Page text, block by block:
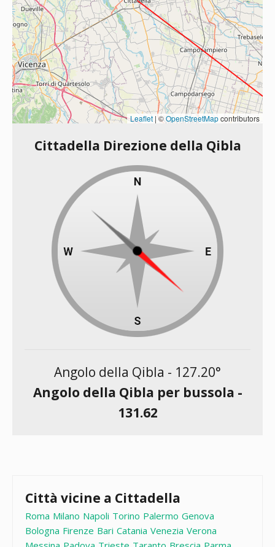
Leaflet |©OpenStreetMapcontributors
Cittadella Direzione della Qibla
Angolo della Qibla - 127.20°
Angolo della Qibla per bussola -
131.62
Città vicine a Cittadella
Roma Milano Napoli Torino Palermo Genova
Bologna Firenze Bari Catania Venezia Verona